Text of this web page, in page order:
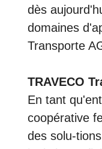
dès
domaines
Transporte
TRAVECO
En tant
coopérative
des solu-